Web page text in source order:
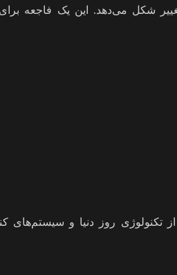
شکل می‌دهد. این یک فاجعه
تکنولوژی روز دنیا و سیستم‌های